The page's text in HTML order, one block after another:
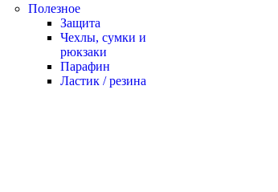
Полезное
Защита
Чехлы, сумки и
рюкзаки
Парафин
Ластик / резина